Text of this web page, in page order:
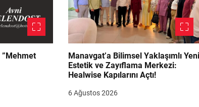
Manavgat’a Bilimsel Yaklaşımlı
Estetik ve Zayıflama Merkezi:
Healwise Kapılarını Açtı!
6 Ağustos 2026